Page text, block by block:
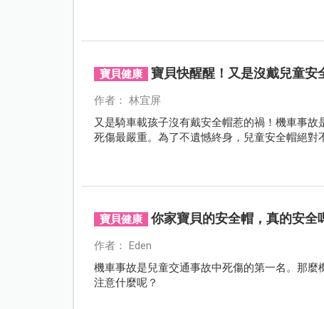
寶貝健康 寶貝快醒醒！又是沒戴兒童安
作者： 林宜屏
又是騎車載孩子沒有戴安全帽惹的禍！機車事
死傷最嚴重。為了不遺憾終身，兒童安全帽絕對
寶貝健康 你家寶貝的安全帽，真的安全
作者： Eden
機車事故是兒童交通事故中死傷的第一名。那
注意什麼呢？